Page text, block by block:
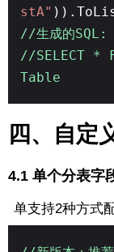
stA"
//生成的SQL:
//SELECT *
Table
四、自定
4.1 单个分表字
单支持2种方式